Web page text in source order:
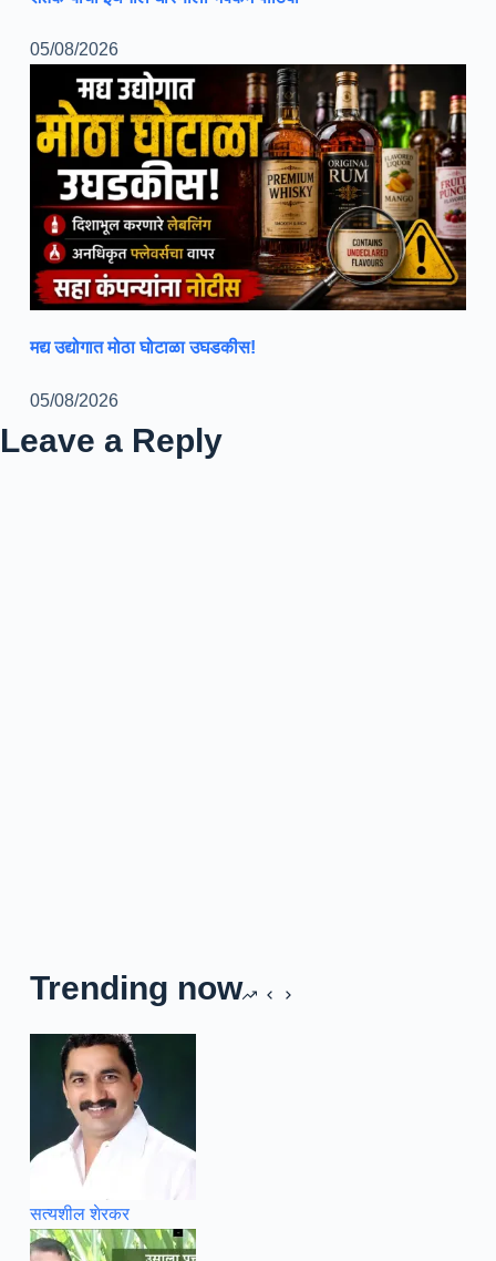
05/08/2026
मद्य उद्योगात मोठा घोटाळा उघडकीस!
05/08/2026
Leave a Reply
Trending now
सत्यशील शेरकर